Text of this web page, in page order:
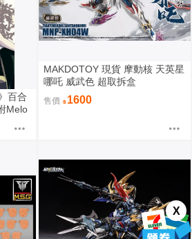
X
百合
Melo
MAKDOTOY 現貨 摩動核 天英星
哪吒 威武色 超取拆盒
售價 1600